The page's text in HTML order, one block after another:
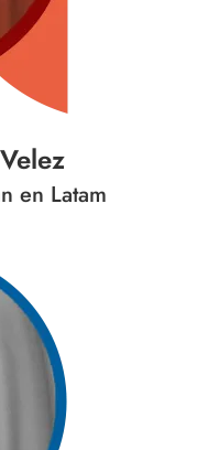
en Latam